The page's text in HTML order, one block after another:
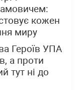
кожен
миру
Героїв УПА
а проти
тут ні до